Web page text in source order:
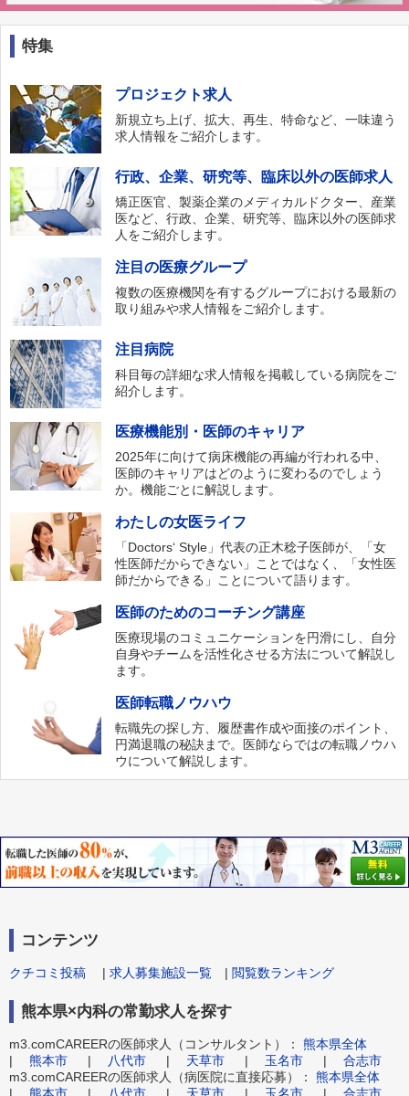
特集
プロジェクト求人
新規立ち上げ、拡大、再生、特命など、一味違う
求人情報をご紹介します。
行政、企業、研究等、臨床以外の医師求人
矯正医官、製薬企業のメディカルドクター、産業
医など、行政、企業、研究等、臨床以外の医師求
人をご紹介します。
注目の医療グループ
複数の医療機関を有するグループにおける最新の
取り組みや求人情報をご紹介します。
注目病院
科目毎の詳細な求人情報を掲載している病院をご
紹介します。
医療機能別・医師のキャリア
2025年に向けて病床機能の再編が行われる中、
医師のキャリアはどのように変わるのでしょう
か。機能ごとに解説します。
わたしの女医ライフ
「Doctors‘ Style」代表の正木稔子医師が、「女
性医師だからできない」ことではなく、「女性医
師だからできる」ことについて語ります。
医師のためのコーチング講座
医療現場のコミュニケーションを円滑にし、自分
自身やチームを活性化させる方法について解説し
ます。
医師転職ノウハウ
転職先の探し方、履歴書作成や面接のポイント、
円満退職の秘訣まで。医師ならではの転職ノウハ
ウについて解説します。
コンテンツ
クチコミ投稿 | 求人募集施設一覧 | 閲覧数ランキング
熊本県×内科の常勤求人を探す
m3.comCAREERの医師求人（コンサルタント）： 熊本県全体
| 熊本市 | 八代市 | 天草市 | 玉名市 | 合志市
m3.comCAREERの医師求人（病医院に直接応募）： 熊本県全体
| 熊本市 | 八代市 | 天草市 | 玉名市 | 合志市